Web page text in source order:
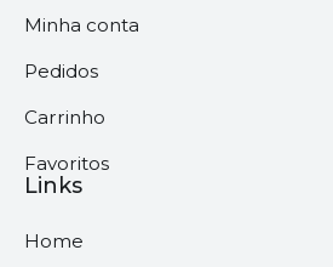
Minha conta
Pedidos
Carrinho
Favoritos
Links
Home